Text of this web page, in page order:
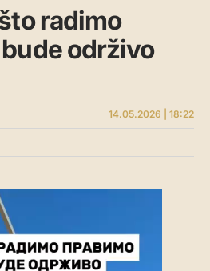
radimo
održivo
14.05.2026 | 18:22